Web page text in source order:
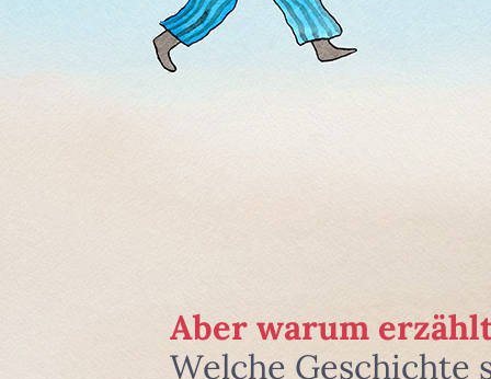
Aber warum
Welche Geschichte